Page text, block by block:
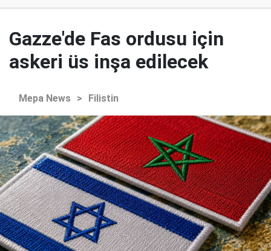
Gazze'de Fas ordusu için
askeri üs inşa edilecek
Mepa News > Filistin